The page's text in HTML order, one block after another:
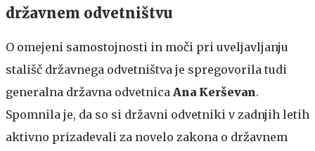
državnem odvetništvu
O omejeni samostojnosti in moči pri uveljavljanju
stališč državnega odvetništva je spregovorila tudi
generalna državna odvetnica Ana Kerševan.
Spomnila je, da so si državni odvetniki v zadnjih letih
aktivno prizadevali za novelo zakona o državnem